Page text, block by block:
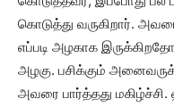
கொடுத்து வருகிறார்.
எப்படி அழகாக
அழகு. பசிக்கும்
அவரை பார்த்தது